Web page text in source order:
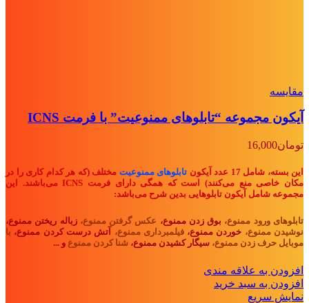
مقايسه
آیکون مجموعه “تابلوهای ممنوعیت” با فرمت ICNS
تومان16,000
این بسته، شامل 17 عدد آیکون تابلوهای ممنوعیت مختلف (که هر کدام کاری را در
مکان خاصی منع می‌کنند) است که همگی دارای فرمت ICNS می‌باشند. این
مجموعه شامل آیکون تابلوهایی بدین شرح می‌باشد:
تابلوهای ورود ممنوع، بوق زدن ممنوع، عکس گرفتن ممنوع، زباله ریختن ممنوع،
نوشیدن ممنوع، خوردن ممنوع،فیلمبرداری ممنوع، آتش درست کردن ممنوع، با
موبایل حرف زدن ممنوع، سیگار کشیدن ممنوع، شنا کردن ممنوع و ...
افزودن به علاقه مندی
افزودن به سبد خرید
نمایش سریع